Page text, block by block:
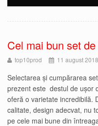
Cel mai bun set
top10prod 11 august 2018
Selectarea și cumpărarea
prezent este destul de ușor
oferă o varietate incredibilă.
calitate, design adecvat, nu
pe cele mai bune din